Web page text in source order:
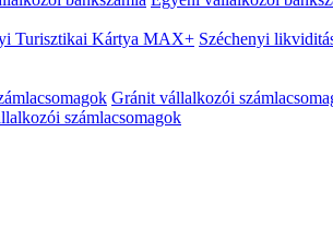
Turisztikai Kártya MAX+ Széchenyi
Gránit vállalkozói
számlacsomagok